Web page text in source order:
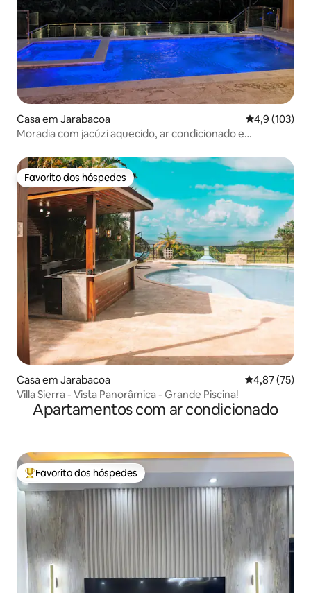
Casa em Jarabacoa Classificação
4,9 (103)
Moradia com jacúzi aquecido, ar condicionado e
Favorito dos hóspedes
Favorito dos hóspedes
Casa em Jarabacoa Classificação
4,87 (75)
Villa Sierra - Vista Panorâmica - Grande Piscina!
Apartamentos com ar condicionado
Favoritos dos hóspedes mais apreciados
Favorito dos hóspedes